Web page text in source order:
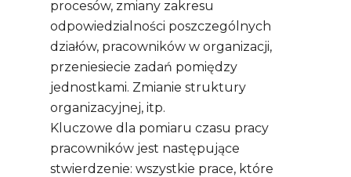
procesów, zmiany zakresu
odpowiedzialności poszczególnych
działów, pracowników w organizacji,
przeniesiecie zadań pomiędzy
jednostkami. Zmianie struktury
organizacyjnej, itp.
Kluczowe dla pomiaru czasu pracy
pracowników jest następujące
stwierdzenie: wszystkie prace, które